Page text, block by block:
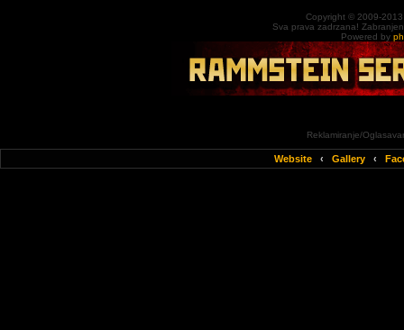
Copyright © 2009-
Sva prava zadrzana!
Powered by
Reklamiranje/
Website ‹ Gallery ‹